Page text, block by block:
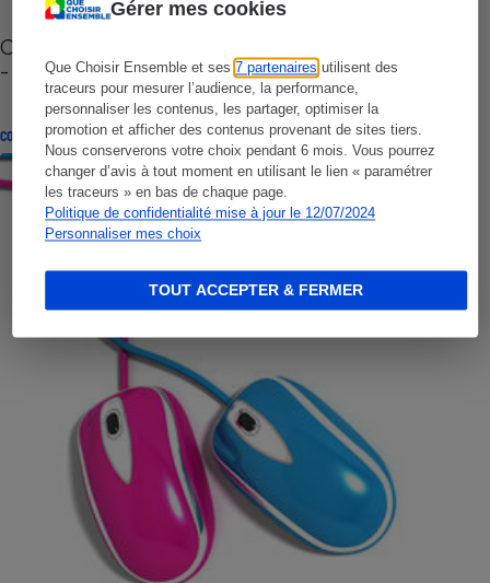
Gérer mes cookies
Que Choisir Ensemble et ses7 partenaires utilisent des
traceurs pour mesurer l’audience, la performance,
personnaliser les contenus, les partager, optimiser la
promotion et afficher des contenus provenant de sites tiers.
Nous conserverons votre choix pendant 6 mois. Vous pourrez
changer d’avis à tout moment en utilisant le lien « paramétrer
les traceurs » en bas de chaque page.
Politique de confidentialité mise à jour le 12/07/2024
Personnaliser mes choix
TOUT ACCEPTER & FERMER
Cafetière à capsules zéro déchet CoffeeB (vidéo)
- Premières impressions
CONSEILS